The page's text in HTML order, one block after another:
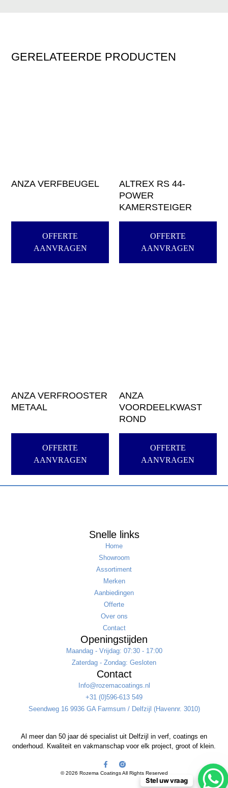
GERELATEERDE PRODUCTEN
ANZA VERFBEUGEL
OFFERTE
AANVRAGEN
ALTREX RS 44-
POWER
KAMERSTEIGER
OFFERTE
AANVRAGEN
ANZA VERFROOSTER
METAAL
OFFERTE
AANVRAGEN
ANZA
VOORDEELKWAST
ROND
OFFERTE
AANVRAGEN
Al meer dan 50 jaar dé specialist uit Delfzijl in verf, coatings en
onderhoud. Kwaliteit en vakmanschap voor elk project, groot of klein.
© 2026 Rozema Coatings All Rights Reserved
Snelle links
Home
Showroom
Assortiment
Merken
Aanbiedingen
Offerte
Over ons
Contact
Openingstijden
Maandag - Vrijdag: 07:30 - 17:00
Zaterdag - Zondag: Gesloten
Contact
Info@rozemacoatings.nl
+31 (0)596-613 549
Seendweg 16 9936 GA Farmsum / Delfzijl (Havennr. 3010)
Stel uw vraag